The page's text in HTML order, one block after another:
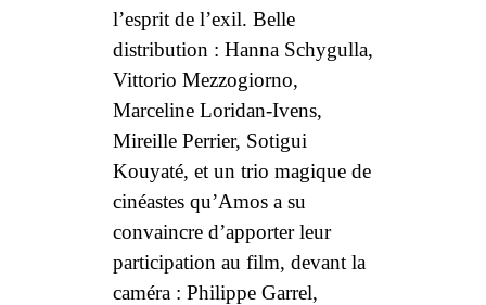
l’esprit de l’exil. Belle
distribution : Hanna Schygulla,
Vittorio Mezzogiorno,
Marceline Loridan-Ivens,
Mireille Perrier, Sotigui
Kouyaté, et un trio magique de
cinéastes qu’Amos a su
convaincre d’apporter leur
participation au film, devant la
caméra : Philippe Garrel,